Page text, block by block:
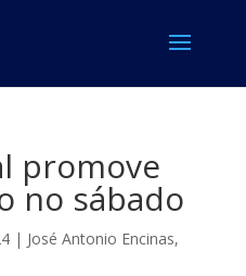
promove
no sábado
| José Antonio Encinas,